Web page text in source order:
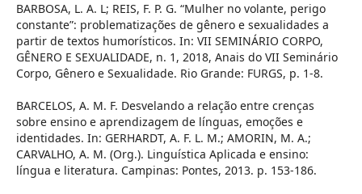
BARBOSA, L. A. L; REIS, F. P. G. “Mulher no volante, perigo
constante”: problematizações de gênero e sexualidades a
partir de textos humorísticos. In: VII SEMINÁRIO CORPO,
GÊNERO E SEXUALIDADE, n. 1, 2018, Anais do VII Seminário
Corpo, Gênero e Sexualidade. Rio Grande: FURGS, p. 1-8.
BARCELOS, A. M. F. Desvelando a relação entre crenças
sobre ensino e aprendizagem de línguas, emoções e
identidades. In: GERHARDT, A. F. L. M.; AMORIN, M. A.;
CARVALHO, A. M. (Org.). Linguística Aplicada e ensino:
língua e literatura. Campinas: Pontes, 2013. p. 153-186.